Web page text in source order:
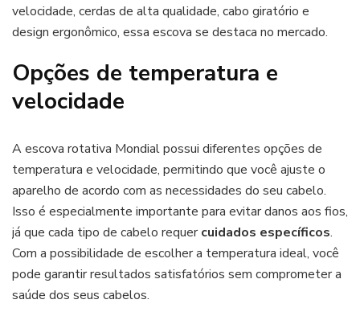
velocidade, cerdas de alta qualidade, cabo giratório e
design ergonômico, essa escova se destaca no mercado.
Opções de temperatura e
velocidade
A escova rotativa Mondial possui diferentes opções de
temperatura e velocidade, permitindo que você ajuste o
aparelho de acordo com as necessidades do seu cabelo.
Isso é especialmente importante para evitar danos aos fios,
já que cada tipo de cabelo requercuidados específicos.
Com a possibilidade de escolher a temperatura ideal, você
pode garantir resultados satisfatórios sem comprometer a
saúde dos seus cabelos.